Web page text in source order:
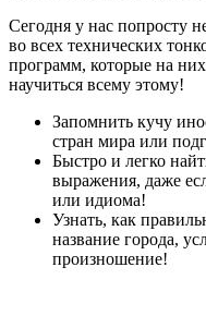
Сегодня у нас попросту
во всех технических
программ, которые на
научиться всему этому!
Запомнить кучу
стран мира или
Быстро и легко
выражения, даже
или идиома!
Узнать, как
название города,
произношение!